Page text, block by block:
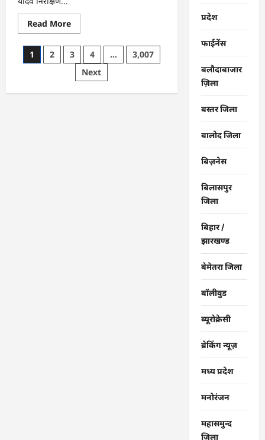
Read MoreRead
more
राजनांदगांव
:
महापौर
फिल्टर
Posts
1 2 3 4 …
3,007
Next
प्रदेश
फाईनेंस
बलौदाबाजार
ज़िला
बस्तर जिला
बालोद जिला
बिज़नेस
बिलासपुर
जिला
बिहार /
झारखण्ड
बेमेतरा जिला
बॉलीवुड
ब्यूरोक्रेसी
ब्रेकिंग न्यूज़
मध्य प्रदेश
मनोरंजन
महासमुन्द
जिला